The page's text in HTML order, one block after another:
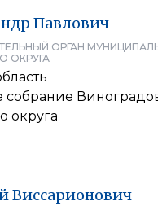
Павлович
ОРГАН
ОКРУГА
округа
Виссарионович